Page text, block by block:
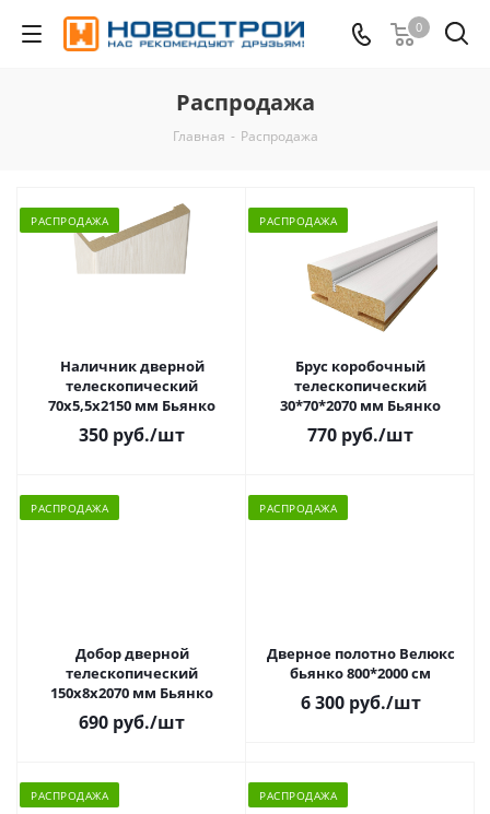
0
Распродажа
Главная - Распродажа
РАСПРОДАЖА
Наличник дверной
телескопический
70х5,5х2150 мм Бьянко
350 руб./шт
РАСПРОДАЖА
Брус коробочный
телескопический
30*70*2070 мм Бьянко
770 руб./шт
РАСПРОДАЖА
Добор дверной
телескопический
150х8х2070 мм Бьянко
690 руб./шт
РАСПРОДАЖА
Дверное полотно Велюкс
бьянко 800*2000 см
6 300 руб./шт
РАСПРОДАЖА РАСПРОДАЖА